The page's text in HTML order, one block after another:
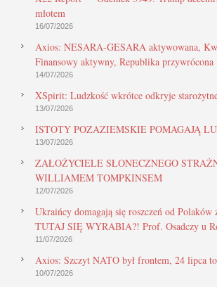
młotem
16/07/2026
Axios: NESARA-GESARA aktywowana,
Finansowy aktywny, Republika przywrócona
14/07/2026
XSpirit: Ludzkość wkrótce odkryje
13/07/2026
ISTOTY POZAZIEMSKIE POMAGAJĄ
13/07/2026
ZAŁOŻYCIELE SŁONECZNEGO
WILLIAMEM TOMPKINSEM
12/07/2026
Ukraińcy domagają się roszczeń od Polaków
TUTAJ SIĘ WYRABIA?! Prof. Osadczy u
11/07/2026
Axios: Szczyt NATO był frontem, 24 lipca
10/07/2026